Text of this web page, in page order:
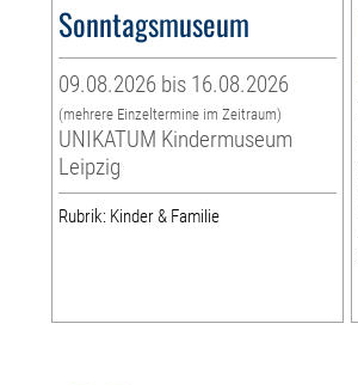
Sonntagsmuseum
09.08.2026 bis 16.08.2026
(mehrere Einzeltermine im Zeitraum)
UNIKATUM Kindermuseum
Leipzig
Rubrik: Kinder & Familie